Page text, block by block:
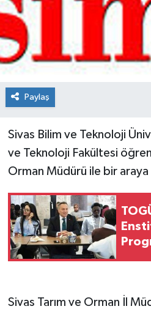
Paylaş
Sivas Bilim ve Teknoloji
ve Teknoloji Fakültesi
Orman Müdürü ile bir
Sivas Tarım ve Orman İl
Spor
Teknoloji